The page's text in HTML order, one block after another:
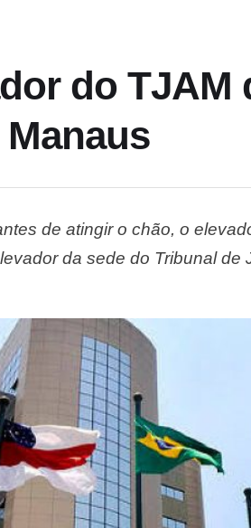
do TJAM
de atingir o chão, o
da sede do Tribunal